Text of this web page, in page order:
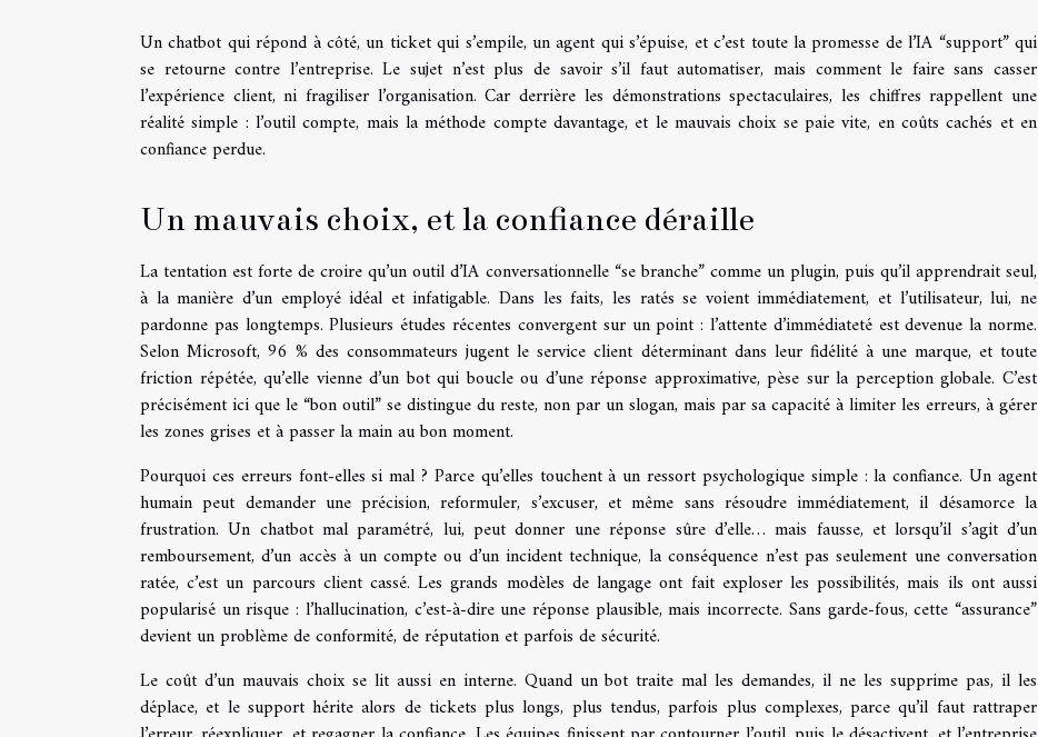
Un chatbot qui répond à côté, un ticket qui s’empile, un agent qui s’épuise, et c’est toute la promesse de l’IA “support” qui
se retourne contre l’entreprise. Le sujet n’est plus de savoir s’il faut automatiser, mais comment le faire sans casser
l’expérience client, ni fragiliser l’organisation. Car derrière les démonstrations spectaculaires, les chiffres rappellent une
réalité simple : l’outil compte, mais la méthode compte davantage, et le mauvais choix se paie vite, en coûts cachés et en
confiance perdue.
Un mauvais choix, et la confiance déraille
La tentation est forte de croire qu’un outil d’IA conversationnelle “se branche” comme un plugin, puis qu’il apprendrait seul,
à la manière d’un employé idéal et infatigable. Dans les faits, les ratés se voient immédiatement, et l’utilisateur, lui, ne
pardonne pas longtemps. Plusieurs études récentes convergent sur un point : l’attente d’immédiateté est devenue la norme.
Selon Microsoft, 96 % des consommateurs jugent le service client déterminant dans leur fidélité à une marque, et toute
friction répétée, qu’elle vienne d’un bot qui boucle ou d’une réponse approximative, pèse sur la perception globale. C’est
précisément ici que le “bon outil” se distingue du reste, non par un slogan, mais par sa capacité à limiter les erreurs, à gérer
les zones grises et à passer la main au bon moment.
Pourquoi ces erreurs font-elles si mal ? Parce qu’elles touchent à un ressort psychologique simple : la confiance. Un agent
humain peut demander une précision, reformuler, s’excuser, et même sans résoudre immédiatement, il désamorce la
frustration. Un chatbot mal paramétré, lui, peut donner une réponse sûre d’elle… mais fausse, et lorsqu’il s’agit d’un
remboursement, d’un accès à un compte ou d’un incident technique, la conséquence n’est pas seulement une conversation
ratée, c’est un parcours client cassé. Les grands modèles de langage ont fait exploser les possibilités, mais ils ont aussi
popularisé un risque : l’hallucination, c’est-à-dire une réponse plausible, mais incorrecte. Sans garde-fous, cette “assurance”
devient un problème de conformité, de réputation et parfois de sécurité.
Le coût d’un mauvais choix se lit aussi en interne. Quand un bot traite mal les demandes, il ne les supprime pas, il les
déplace, et le support hérite alors de tickets plus longs, plus tendus, parfois plus complexes, parce qu’il faut rattraper